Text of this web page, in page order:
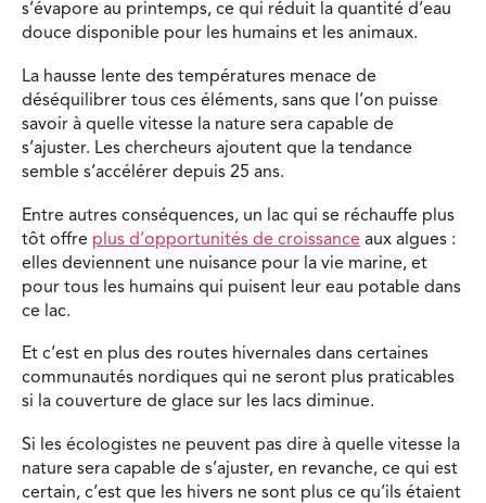
s’évapore au printemps, ce qui réduit la quantité d’eau
douce disponible pour les humains et les animaux.
La hausse lente des températures menace de
déséquilibrer tous ces éléments, sans que l’on puisse
savoir à quelle vitesse la nature sera capable de
s’ajuster. Les chercheurs ajoutent que la tendance
semble s’accélérer depuis 25 ans.
Entre autres conséquences, un lac qui se réchauffe plus
tôt offre plus d’opportunités de croissance aux algues :
elles deviennent une nuisance pour la vie marine, et
pour tous les humains qui puisent leur eau potable dans
ce lac.
Et c’est en plus des routes hivernales dans certaines
communautés nordiques qui ne seront plus praticables
si la couverture de glace sur les lacs diminue.
Si les écologistes ne peuvent pas dire à quelle vitesse la
nature sera capable de s’ajuster, en revanche, ce qui est
certain, c’est que les hivers ne sont plus ce qu’ils étaient